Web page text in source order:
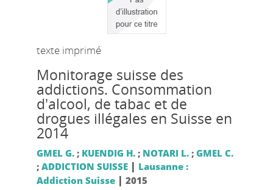
texte imprimé
Monitorage suisse des
addictions. Consommation
d'alcool, de tabac et de
drogues illégales en Suisse en
2014
GMEL G.; KUENDIG H.; NOTARI L.; GMEL C.
; ADDICTION SUISSE | Lausanne :
Addiction Suisse| 2015